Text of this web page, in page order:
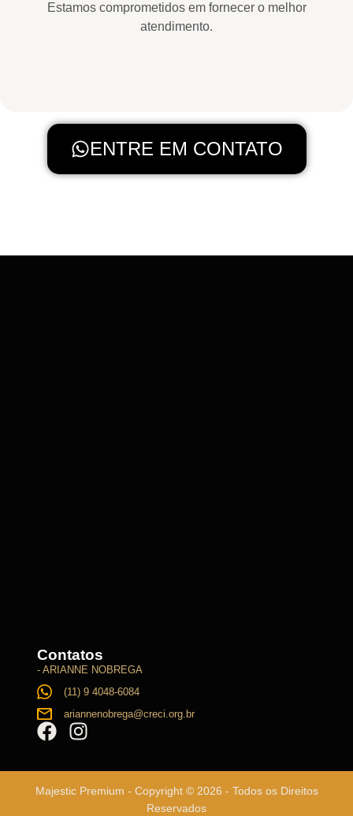
Estamos comprometidos em fornecer o melhor
atendimento.
ENTRE EM CONTATO
Contatos
- ARIANNE NOBREGA
(11) 9 4048-6084
ariannenobrega@creci.org.br
Majestic Premium - Copyright © 2026 - Todos os Direitos
Reservados